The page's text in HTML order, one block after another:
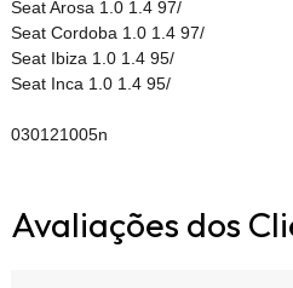
Seat Arosa 1.0 1.4 97/
Seat Cordoba 1.0 1.4 97/
Seat Ibiza 1.0 1.4 95/
Seat Inca 1.0 1.4 95/
030121005n
Avaliações dos